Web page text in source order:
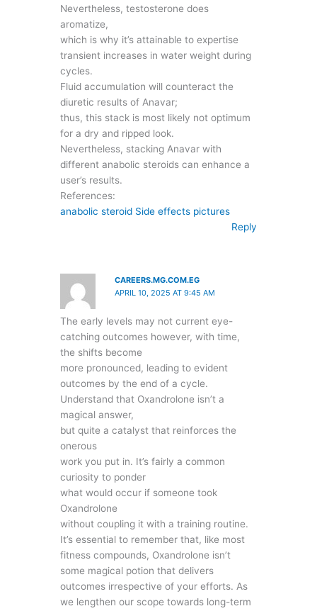
Nevertheless, testosterone does
aromatize,
which is why it’s attainable to expertise
transient increases in water weight during
cycles.
Fluid accumulation will counteract the
diuretic results of Anavar;
thus, this stack is most likely not optimum
for a dry and ripped look.
Nevertheless, stacking Anavar with
different anabolic steroids can enhance a
user’s results.
References:
anabolic steroid Side effects pictures
Reply
CAREERS.MG.COM.EG
APRIL 10, 2025 AT 9:45 AM
The early levels may not current eye-
catching outcomes however, with time,
the shifts become
more pronounced, leading to evident
outcomes by the end of a cycle.
Understand that Oxandrolone isn’t a
magical answer,
but quite a catalyst that reinforces the
onerous
work you put in. It’s fairly a common
curiosity to ponder
what would occur if someone took
Oxandrolone
without coupling it with a training routine.
It’s essential to remember that, like most
fitness compounds, Oxandrolone isn’t
some magical potion that delivers
outcomes irrespective of your efforts. As
we lengthen our scope towards long-term